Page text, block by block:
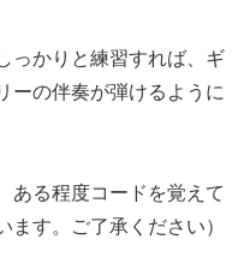
っかりと練習すれば、ギ
ーの伴奏が弾けるように
ある程度コードを覚えて
す。ご了承ください）